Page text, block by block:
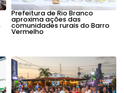
Prefeitura de Rio Branco
aproxima ações das
comunidades rurais do Barro
Vermelho